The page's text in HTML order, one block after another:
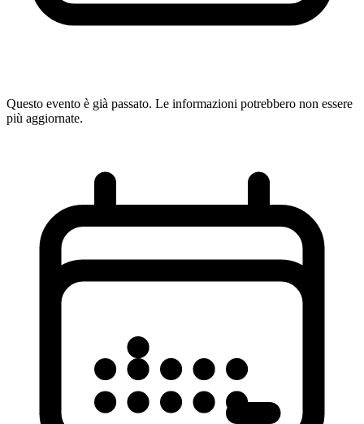
Questo evento è già passato. Le informazioni potrebbero non essere
più aggiornate.